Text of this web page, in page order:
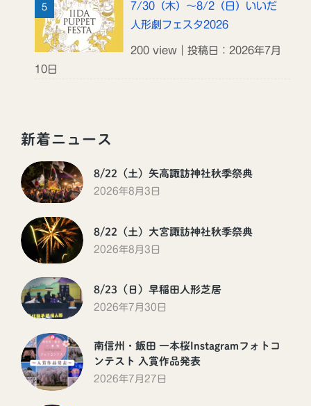
7/30（木）～8/2（日）いいだ
人形劇フェスタ2026
200 view｜投稿日：2026年7月
10日
新着ニュース
8/22（土）矢高諏訪神社秋季祭典
2026年8月3日
8/22（土）大宮諏訪神社秋季祭典
2026年8月3日
8/23（日）早稲田人形芝居
2026年7月30日
南信州・飯田 一本桜Instagramフォトコ
ンテスト 入賞作品発表
2026年7月27日